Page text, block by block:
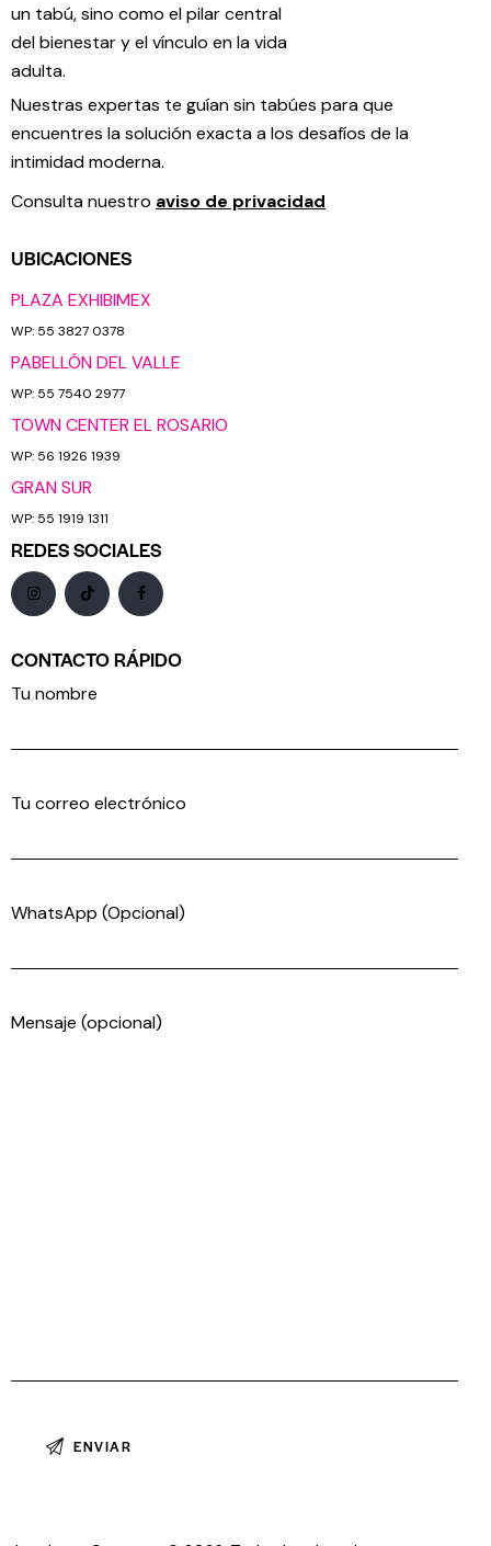
un tabú, sino como el pilar central
del bienestar y el vínculo en la vida
adulta.
Nuestras expertas te guían sin tabúes para que
encuentres la solución exacta a los desafíos de la
intimidad moderna.
Consulta nuestro aviso de privacidad
UBICACIONES
PLAZA EXHIBIMEX
WP: 55 3827 0378
PABELLÓN DEL VALLE
WP: 55 7540 2977
TOWN CENTER EL ROSARIO
WP: 56 1926 1939
GRAN SUR
WP: 55 1919 1311
REDES SOCIALES
CONTACTO RÁPIDO
Tu nombre
Tu correo electrónico
WhatsApp (Opcional)
Mensaje (opcional)